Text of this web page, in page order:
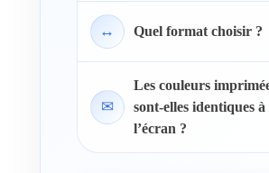
↔ Quel format choisir ?
✉
Les couleurs
sont-elles identiques à
l’écran ?